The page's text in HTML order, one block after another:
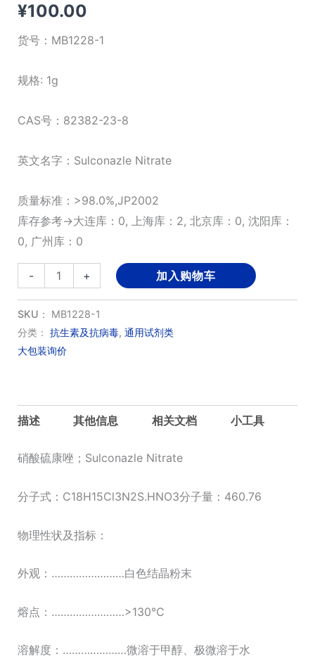
¥100.00
货号： MB1228-1
规格: 1g
CAS号：82382-23-8
英文名字：Sulconazle Nitrate
质量标准：>98.0%,JP2002
库存参考→大连库：0, 上海库：2, 北京库：0, 沈阳库：
0, 广州库：0
-
酸
硫
康
唑
+ 加入购物车
SKU： MB1228-1
分类： 抗生素及抗病毒, 通用试剂类
大包装询价
描述 其他信息 相关文档 小工具
硝酸硫康唑；Sulconazle Nitrate
分子式：C18H15Cl3N2S.HNO3分子量：460.76
物理性状及指标：
外观：……………………白色结晶粉末
熔点：……………………>130℃
溶解度：…………………微溶于甲醇、极微溶于水